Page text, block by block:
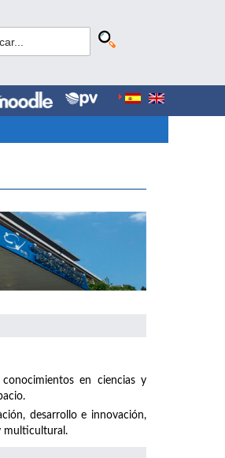
en ciencias y
desarrollo e innovación,
multicultural.